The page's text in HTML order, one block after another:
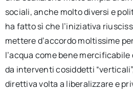
sociali, anche molto diversi e
ha fatto sì che l’iniziativa
mettere d’accordo moltissime
l’acqua come bene
da interventi cosiddetti
direttiva volta a liberalizzare e